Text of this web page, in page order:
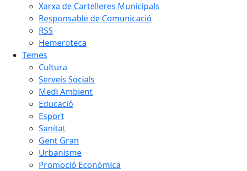
Xarxa de Cartelleres Municipals
Responsable de Comunicació
RSS
Hemeroteca
Temes
Cultura
Serveis Socials
Medi Ambient
Educació
Esport
Sanitat
Gent Gran
Urbanisme
Promoció Econòmica